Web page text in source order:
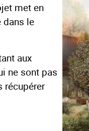
met en
dans le
aux
ne sont pas
récupérer